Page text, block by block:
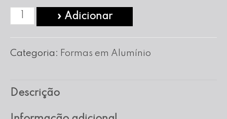
preço preço
Quantidade
Long
Forma
Retangular
» Adicionar
Categoria: Formas em Alumínio
Descrição